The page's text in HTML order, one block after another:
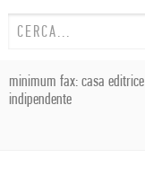
minimum fax: casa editrice
indipendente